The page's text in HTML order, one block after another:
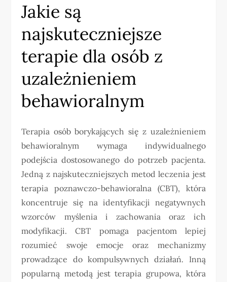
Jakie są
najskuteczniejsze
terapie dla osób z
uzależnieniem
behawioralnym
Terapia osób borykających się z uzależnieniem
behawioralnym wymaga indywidualnego
podejścia dostosowanego do potrzeb pacjenta.
Jedną z najskuteczniejszych metod leczenia jest
terapia poznawczo-behawioralna (CBT), która
koncentruje się na identyfikacji negatywnych
wzorców myślenia i zachowania oraz ich
modyfikacji. CBT pomaga pacjentom lepiej
rozumieć swoje emocje oraz mechanizmy
prowadzące do kompulsywnych działań. Inną
popularną metodą jest terapia grupowa, która